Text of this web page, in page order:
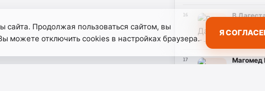
16
В
СОБР и
троих
17
Магомед
Продолжая пользоваться сайтом, вы
можете отключить cookies в настройках браузера.
Я